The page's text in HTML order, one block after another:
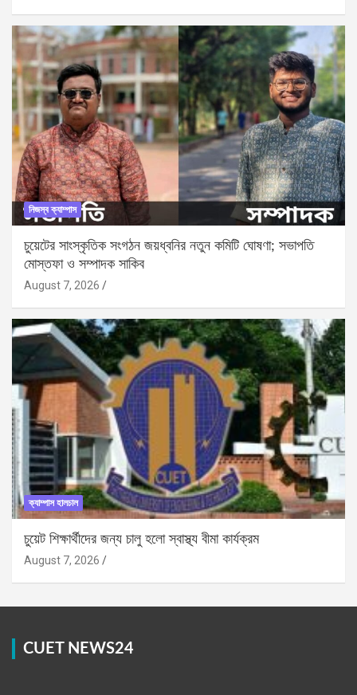
নিজস্ব ক্যাম্পাস
চুয়েটের সাংস্কৃতিক সংগঠন জয়ধ্বনির নতুন কমিটি ঘোষণা; সভাপতি
মোস্তফা ও সম্পাদক সাকিব
August 7, 2026
ক্যাম্পাস হালচাল
চুয়েট শিক্ষার্থীদের জন্য চালু হলো স্বাস্থ্য বীমা কার্যক্রম
August 7, 2026
CUET NEWS24